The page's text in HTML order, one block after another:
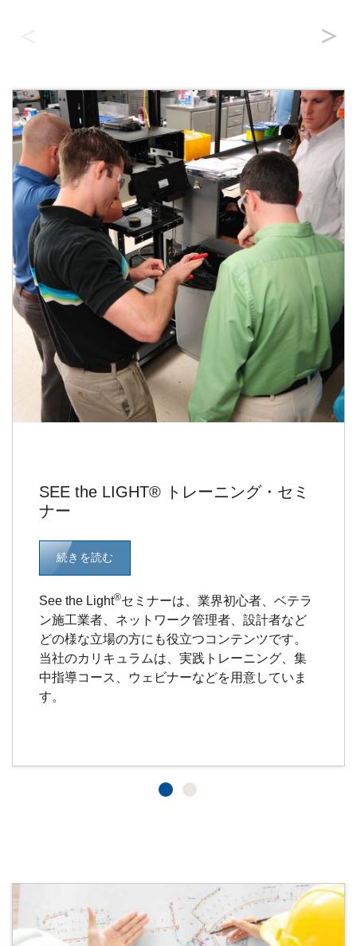
SEE the LIGHT® トレーニング・セミ
ナー
続きを読む
See the Light®セミナーは、業界初心者、ベテラ
ン施工業者、ネットワーク管理者、設計者など
どの様な立場の方にも役立つコンテンツです。
当社のカリキュラムは、実践トレーニング、集
中指導コース、ウェビナーなどを用意していま
す。